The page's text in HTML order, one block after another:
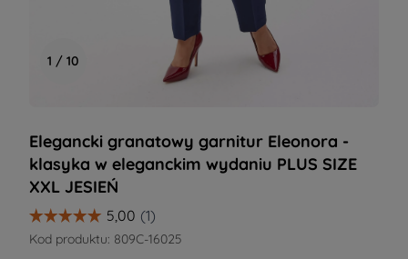
1 / 10
Elegancki granatowy garnitur Eleonora -
klasyka w eleganckim wydaniu PLUS SIZE
XXL JESIEŃ
Kod produktu: 809C-16025